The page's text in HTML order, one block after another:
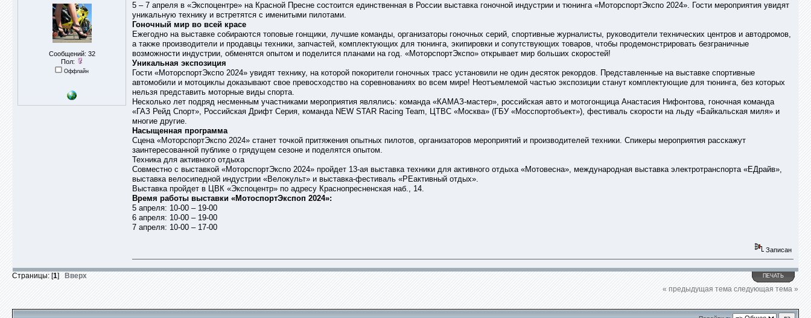
Сообщений: 32
Пол:
Оффлайн
5 – 7 апреля в «Экспоцентре» на Красной Пресне состоится единственная в России выставка гоночной индустрии и тюнинга «МоторспортЭкспо 2024». Гости мероприятия увидят
уникальную технику и встретятся с именитыми пилотами.
Гоночный мир во всей красе
Ежегодно на выставке собираются топовые гонщики, лучшие команды, организаторы гоночных серий, спортивные журналисты, руководители технических центров и автодромов,
а также производители и продавцы техники, запчастей, комплектующих для тюнинга, экипировки и сопутствующих товаров, чтобы продемонстрировать безграничные
возможности индустрии, обменятся опытом и поделится планами на год. «МоторспортЭкспо» открывает мир больших скоростей!
Уникальная экспозиция
Гости «МоторспортЭкспо 2024» увидят технику, на которой покорители гоночных трасс установили не один десяток рекордов. Представленные на выставке спортивные
автомобили и мотоциклы доказывают свое превосходство на соревнованиях во всем мире! Неотъемлемой частью экспозиции станут комплектующие для тюнинга, без которых
нельзя представить моторные виды спорта.
Несколько лет подряд несменным участниками мероприятия являлись: команда «КАМАЗ-мастер», российская авто и мотогонщица Анастасия Нифонтова, гоночная команда
«ГАЗ Рейд Спорт», Российская Дрифт Серия, команда NEW STAR Racing Team, ЦТВС «Москва» (ГБУ «Мосспортобъект»), фестиваль скорости на льду «Байкальская миля» и
многие другие.
Насыщенная программа
Сцена «МоторспортЭкспо 2024» станет точкой притяжения опытных пилотов, организаторов мероприятий и производителей техники. Спикеры мероприятия расскажут
заинтересованной публике о грядущем сезоне и поделятся опытом.
Техника для активного отдыха
Совместно с выставкой «МоторспортЭкспо 2024» пройдет 13-ая выставка техники для активного отдыха «Мотовесна», международная выставка электротранспорта «ЕДрайв»,
выставка велосипедной индустрии «Велокульт» и выставка-фестиваль «РЕактивный отдых».
Выставка пройдет в ЦВК «Экспоцентр» по адресу Краснопресненская наб., 14.
Время работы выставки «МотоспортЭкспоп 2024»:
5 апреля: 10-00 – 19-00
6 апреля: 10-00 – 19-00
7 апреля: 10-00 – 17-00
Записан
Страницы: [1] Вверх ПЕЧАТЬ
« предыдущая тема следующая тема »